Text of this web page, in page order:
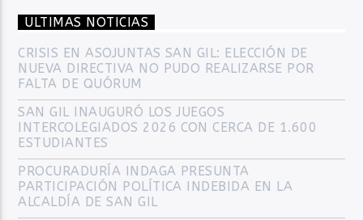
ULTIMAS NOTICIAS
CRISIS EN ASOJUNTAS SAN GIL: ELECCIÓN DE
NUEVA DIRECTIVA NO PUDO REALIZARSE POR
FALTA DE QUÓRUM
SAN GIL INAUGURÓ LOS JUEGOS
INTERCOLEGIADOS 2026 CON CERCA DE 1.600
ESTUDIANTES
PROCURADURÍA INDAGA PRESUNTA
PARTICIPACIÓN POLÍTICA INDEBIDA EN LA
ALCALDÍA DE SAN GIL